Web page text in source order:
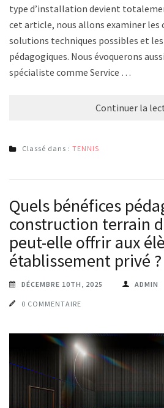
type d’installation devient
cet article, nous allons examiner les
solutions techniques possibles et
pédagogiques. Nous évoquerons
spécialiste comme Service …
Continuer la
Classé dans : TENNIS
Quels bénéfices
construction terrain
peut-elle offrir aux
établissement privé ?
DÉCEMBRE 10TH, 2025 ADMIN
0 COMMENTAIRE